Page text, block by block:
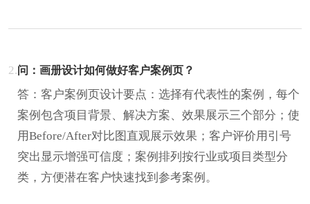
2.问：画册设计如何做好客户案例页？
答：客户案例页设计要点：选择有代表性的案例，每个
案例包含项目背景、解决方案、效果展示三个部分；使
用Before/After对比图直观展示效果；客户评价用引号
突出显示增强可信度；案例排列按行业或项目类型分
类，方便潜在客户快速找到参考案例。